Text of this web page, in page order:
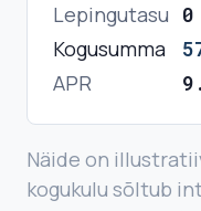
Lepingutasu 0
Kogusumma
APR
Näide on
kogukulu sõltub